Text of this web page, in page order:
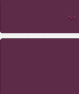
<<